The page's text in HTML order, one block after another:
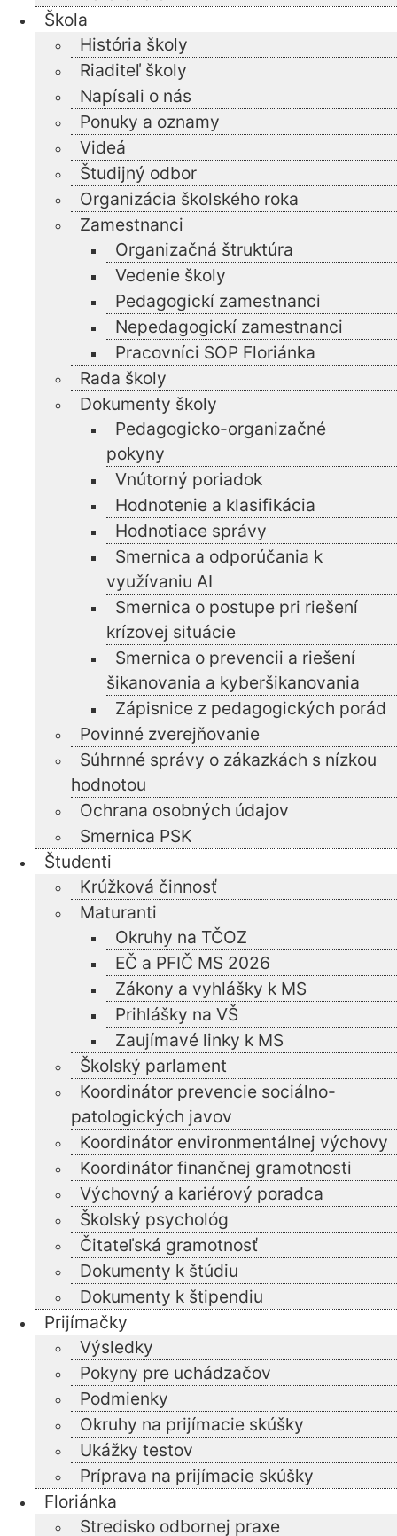
Škola
História školy
Riaditeľ školy
Napísali o nás
Ponuky a oznamy
Videá
Študijný odbor
Organizácia školského roka
Zamestnanci
Organizačná štruktúra
Vedenie školy
Pedagogickí zamestnanci
Nepedagogickí zamestnanci
Pracovníci SOP Floriánka
Rada školy
Dokumenty školy
Pedagogicko-organizačné
pokyny
Vnútorný poriadok
Hodnotenie a klasifikácia
Hodnotiace správy
Smernica a odporúčania k
využívaniu AI
Smernica o postupe pri riešení
krízovej situácie
Smernica o prevencii a riešení
šikanovania a kyberšikanovania
Zápisnice z pedagogických porád
Povinné zverejňovanie
Súhrnné správy o zákazkách s nízkou
hodnotou
Ochrana osobných údajov
Smernica PSK
Študenti
Krúžková činnosť
Maturanti
Okruhy na TČOZ
EČ a PFIČ MS 2026
Zákony a vyhlášky k MS
Prihlášky na VŠ
Zaujímavé linky k MS
Školský parlament
Koordinátor prevencie sociálno-
patologických javov
Koordinátor environmentálnej výchovy
Koordinátor finančnej gramotnosti
Výchovný a kariérový poradca
Školský psychológ
Čitateľská gramotnosť
Dokumenty k štúdiu
Dokumenty k štipendiu
Prijímačky
Výsledky
Pokyny pre uchádzačov
Podmienky
Okruhy na prijímacie skúšky
Ukážky testov
Príprava na prijímacie skúšky
Floriánka
Stredisko odbornej praxe